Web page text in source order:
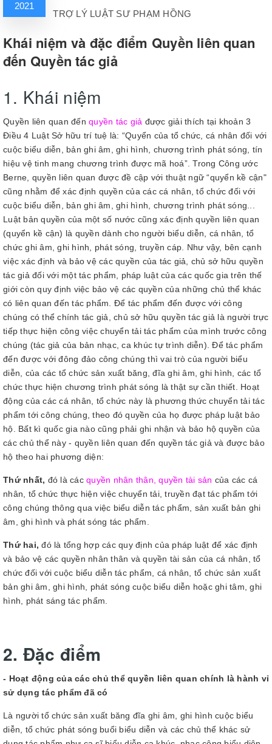
2021
TRỢ LÝ LUẬT SƯ PHẠM HỒNG
Khái niệm và đặc điểm Quyền liên quan
đến Quyền tác giả
1. Khái niệm
Quyền liên quan đến quyền tác giả được giải thích tại khoản 3
Điều 4 Luật Sở hữu trí tuệ là: “Quyển của tổ chức, cá nhân đối với
cuộc biểu diễn, bản ghi âm, ghi hình, chương trình phát sóng, tín
hiệu vệ tinh mang chương trình được mã hoá”. Trong Công ước
Berne, quyền liên quan được đề cập với thuật ngữ “quyển kề cận"
cũng nhằm để xác định quyền của các cá nhân, tổ chức đối với
cuộc biểu diễn, bản ghi âm, ghi hình, chương trình phát sóng...
Luật bản quyền của một số nước cũng xác định quyền liên quan
(quyển kề cận) là quyền dành cho người biểu diễn, cá nhân, tổ
chức ghi âm, ghi hình, phát sóng, truyền cáp. Như vậy, bên cạnh
việc xác định và bảo vệ các quyền của tác giả, chủ sở hữu quyền
tác giả đối với một tác phẩm, pháp luật của các quốc gia trên thế
giới còn quy định việc bảo vệ các quyền của những chủ thể khác
có liên quan đến tác phẩm. Để tác phẩm đến được với công
chúng có thể chính tác giả, chủ sở hữu quyền tác giả là người trực
tiếp thực hiện công việc chuyển tải tác phẩm của mình trước công
chúng (tác giả của bản nhạc, ca khúc tự trình diễn). Để tác phẩm
đến được với đông đảo công chúng thì vai trò của người biểu
diễn, của các tổ chức sản xuất băng, đĩa ghi âm, ghi hình, các tổ
chức thực hiện chương trình phát sóng là thật sự cần thiết. Hoạt
động của các cá nhân, tổ chức này là phương thức chuyển tải tác
phẩm tới công chúng, theo đó quyền của họ được pháp luật bảo
hộ. Bất kì quốc gia nào cũng phải ghi nhận và bảo hộ quyền của
các chủ thể này - quyền liên quan đến quyền tác giả và được bảo
hộ theo hai phương diện:
Thứ nhất, đó là các quyền nhân thân, quyền tài sản của các cá
nhân, tổ chức thực hiện việc chuyển tải, truyền đạt tác phẩm tới
công chúng thông qua việc biểu diễn tác phẩm, sản xuất bản ghi
âm, ghi hình và phát sóng tác phẩm.
Thứ hai, đó là tổng hợp các quy định của pháp luật để xác định
và bảo vệ các quyền nhân thân và quyền tài sản của cá nhân, tổ
chức đối với cuộc biểu diễn tác phẩm, cá nhân, tổ chức sản xuất
bản ghi âm, ghi hình, phát sóng cuộc biểu diễn hoặc ghi tâm, ghi
hình, phát sáng tác phẩm.
2. Đặc điểm
- Hoạt động của các chủ thể quyền liên quan chính là hành vỉ
sử dụng tác phẩm đã có
Là người tổ chức sản xuất băng đĩa ghi âm, ghi hình cuộc biểu
diễn, tổ chức phát sóng buổi biểu diễn và các chủ thể khác sử